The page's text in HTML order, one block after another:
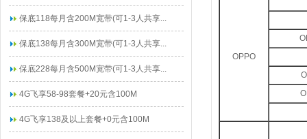
保底118每月含200M宽带(可1-3人共享...
保底138每月含300M宽带(可1-3人共享...
保底228每月含500M宽带(可1-3人共享...
4G飞享58-98套餐+20元含100M
4G飞享138及以上套餐+0元含100M
OPPO